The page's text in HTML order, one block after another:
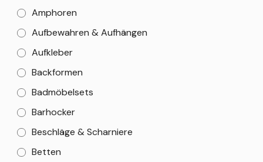
Amphoren
Aufbewahren & Aufhängen
Aufkleber
Backformen
Badmöbelsets
Barhocker
Beschläge & Scharniere
Betten